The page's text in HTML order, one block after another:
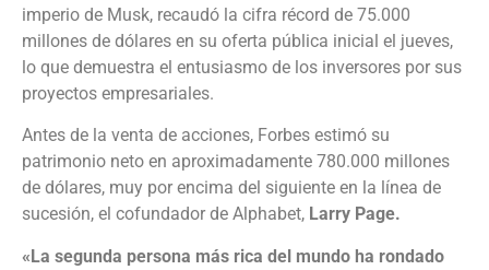
imperio de Musk, recaudó la cifra récord de 75.000
millones de dólares en su oferta pública inicial el jueves,
lo que demuestra el entusiasmo de los inversores por sus
proyectos empresariales.
Antes de la venta de acciones, Forbes estimó su
patrimonio neto en aproximadamente 780.000 millones
de dólares, muy por encima del siguiente en la línea de
sucesión, el cofundador de Alphabet, Larry Page.
«La segunda persona más rica del mundo ha rondado